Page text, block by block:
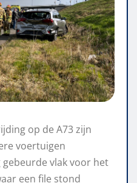
op de A73 zijn
voertuigen
vlak voor het
een file stond